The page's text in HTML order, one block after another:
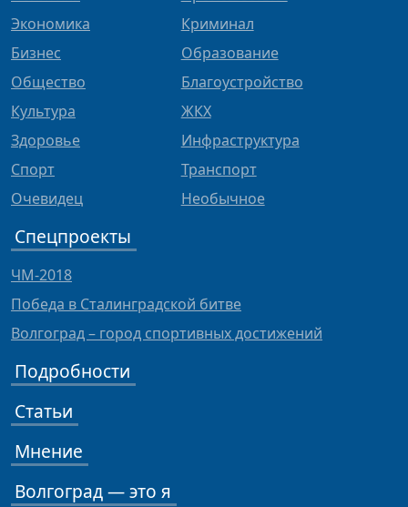
Экономика
Бизнес
Общество
Культура
Здоровье
Спорт
Очевидец
Криминал
Образование
Благоустройство
ЖКХ
Инфраструктура
Транспорт
Необычное
Спецпроекты
ЧМ-2018
Победа в Сталинградской битве
Волгоград – город спортивных достижений
Подробности
Статьи
Мнение
Волгоград — это я